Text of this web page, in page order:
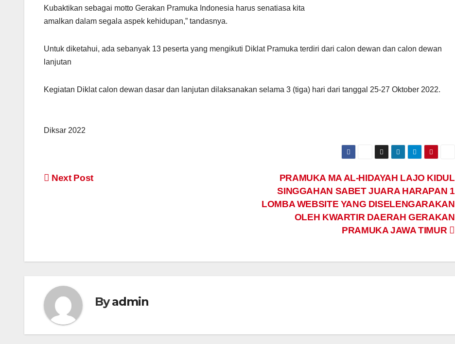
Kubaktikan sebagai motto Gerakan Pramuka Indonesia harus senatiasa kita
amalkan dalam segala aspek kehidupan,” tandasnya.
Untuk diketahui, ada sebanyak 13 peserta yang mengikuti Diklat Pramuka terdiri dari calon dewan dan calon dewan
lanjutan
Kegiatan Diklat calon dewan dasar dan lanjutan dilaksanakan selama 3 (tiga) hari dari tanggal 25-27 Oktober 2022.
Diksar 2022
Post
PRAMUKA MA AL-HIDAYAH LAJO KIDUL
SINGGAHAN SABET JUARA HARAPAN 1
LOMBA WEBSITE YANG DISELENGARAKAN
OLEH KWARTIR DAERAH GERAKAN
PRAMUKA JAWA TIMUR
Next Post
Byadmin